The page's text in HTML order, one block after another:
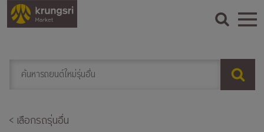
< เลือกรถรุ่นอื่น